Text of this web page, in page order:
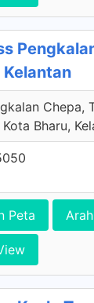
Kelantan
Chepa,
Kota Bharu,
Peta Arah